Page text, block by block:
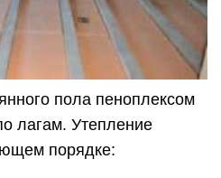
пола пеноплексом
лагам. Утепление
порядке: